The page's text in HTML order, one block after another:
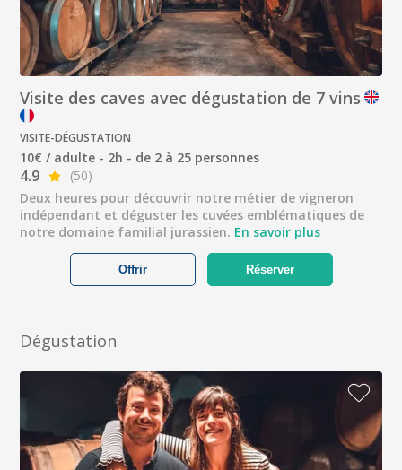
Visite des caves avec dégustation de 7 vins
VISITE-DÉGUSTATION
10€ / adulte - 2h - de 2 à 25 personnes
4.9
(50)
Deux heures pour découvrir notre métier de vigneron
indépendant et déguster les cuvées emblématiques de
notre domaine familial jurassien. En savoir plus
Réserver
Offrir
Dégustation